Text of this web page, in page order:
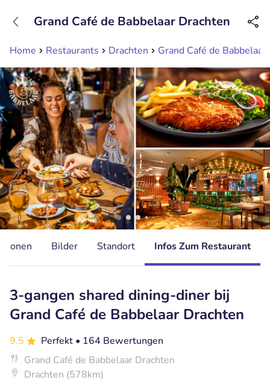
Erreichbar bis 23:00 Uhr (max 0,09€/Min)
Home Restaurants Drachten Grand Café de
Grand Café de Babbelaar Drachten
Bilder Standort Infos Zum Restaurant
3-gangen shared dining-diner bij
Grand Café de Babbelaar Drachten
9.5 Perfekt • 164 Bewertungen
Grand Café de Babbelaar Drachten
Drachten (578km)